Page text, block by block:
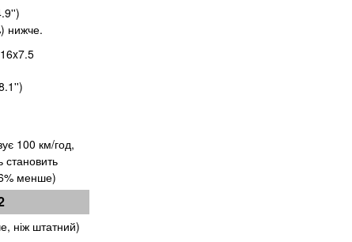
нижче.
100 км/год,
становить
менше)
ніж штатний)